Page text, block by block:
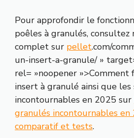
Pour approfondir le
poêles à granulés,
complet sur pellet.com/
un-insert-a-granule/ »
rel= »noopener »>Comment
insert à granulé ainsi que
incontournables en 2025 sur
granulés incontournables en
comparatif et tests.